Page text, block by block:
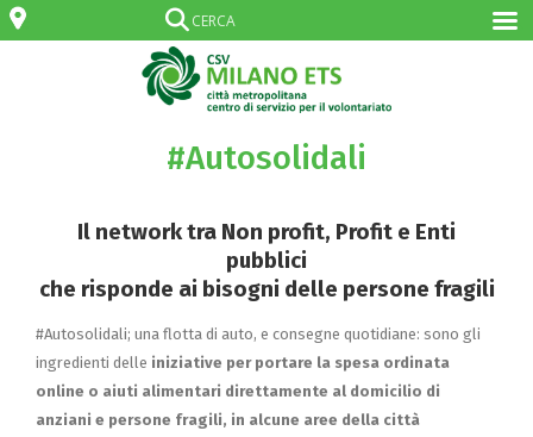
#Autosolidali
Il network tra Non profit, Profit e Enti
pubblici
che risponde ai bisogni delle persone fragili
#Autosolidali; una flotta di auto, e consegne quotidiane: sono gli
ingredienti delle iniziative per portare la spesa ordinata
online o aiuti alimentari direttamente al domicilio di
anziani e persone fragili, in alcune aree della città